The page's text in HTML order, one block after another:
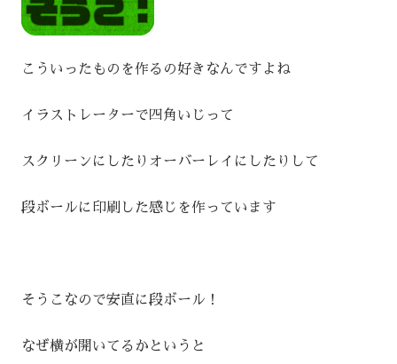
こういったものを作るの好きなんですよね
イラストレーターで四角いじって
スクリーンにしたりオーバーレイにしたりして
段ボールに印刷した感じを作っています
そうこなので安直に段ボール！
なぜ横が開いてるかというと